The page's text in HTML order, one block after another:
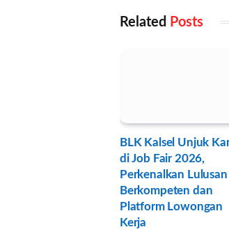
Related Posts
BLK Kalsel Unjuk
di Job Fair 2026,
Perkenalkan Lulusan
Berkompeten dan
Platform Lowongan
Kerja